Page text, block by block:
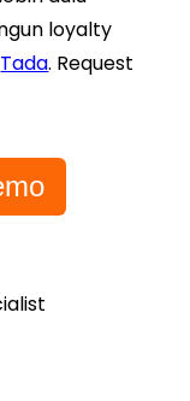
loyalty
Tada. Request